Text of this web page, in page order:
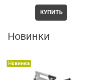
КУПИТЬ
Новинки
Новинка